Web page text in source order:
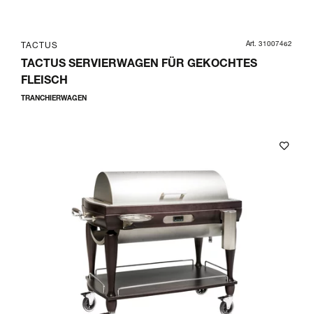
TACTUS Art. 31007462
TACTUS SERVIERWAGEN FÜR GEKOCHTES
FLEISCH
TRANCHIERWAGEN